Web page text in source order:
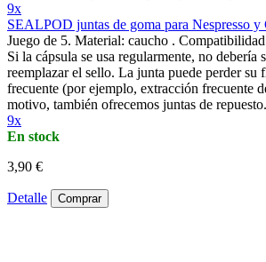
9x
SEALPOD juntas de goma para Nespresso y
Juego de 5. Material: caucho .
Si la cápsula se usa regularmente, no debería
reemplazar el sello. La junta puede perder su
frecuente (por ejemplo, extracción frecuente
motivo, también ofrecemos juntas de repuesto.
9x
En stock
3,90 €
Detalle Comprar